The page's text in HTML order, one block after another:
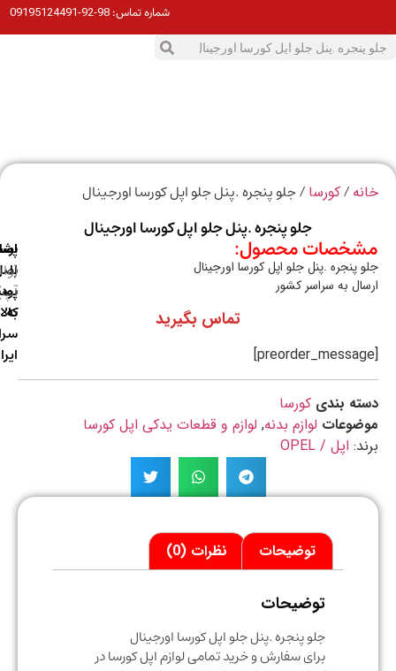
شماره تماس:98-92-09195124491
/کورسا/ جلو پنجره .پنل جلو اپل کورسا اورجینال
جلو پنجره .پنل جلو اپل کورسا اورجینال
محصول:
پنجره .پنل جلو اپل کورسا اورجینال
به سراسر کشور
تماس بگیرید
بندی کورسا
لوازم بدنه, لوازم و قطعات یدکی اپل کورسا
اپل / OPEL
سراسر
اصالت
پشتیبانی
(واتس
توضیحات نظرات (0)
توضیحات
جلو پنجره .پنل جلو اپل کورسا اورجینال
برای سفارش و خرید تمامی لوازم اپل کورسا در